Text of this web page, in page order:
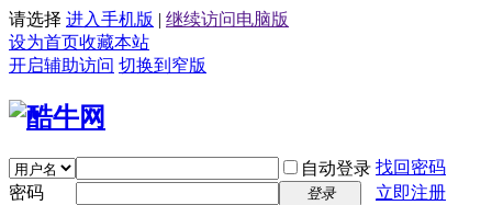
请选择 进入手机版 | 继续访问电脑版
设为首页收藏本站
开启辅助访问 切换到窄版
自动登录 找回密码
密码
登录
立即注册